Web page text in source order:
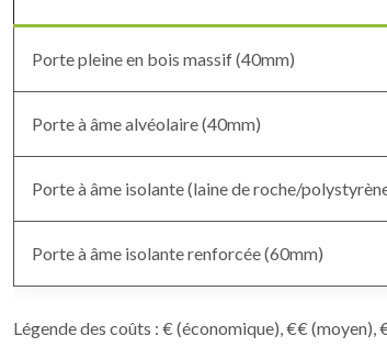
Porte pleine en bois massif (40mm)
Porte à âme alvéolaire (40mm)
Porte à âme isolante (laine de roche/
Porte à âme isolante renforcée (60mm)
Légende des coûts : € (économique), €€